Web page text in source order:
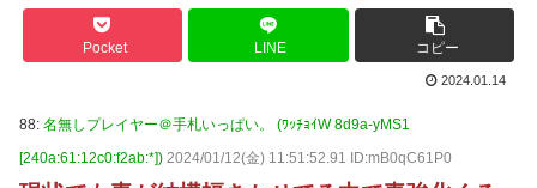
Pocket LINE コピー
2024.01.14
88: 名無しプレイヤー＠手札いっぱい。 (ﾜｯﾁｮｲW 8d9a-yMS1
[240a:61:12c0:f2ab:*]) 2024/01/12(金) 11:51:52.91 ID:mB0qC61P0